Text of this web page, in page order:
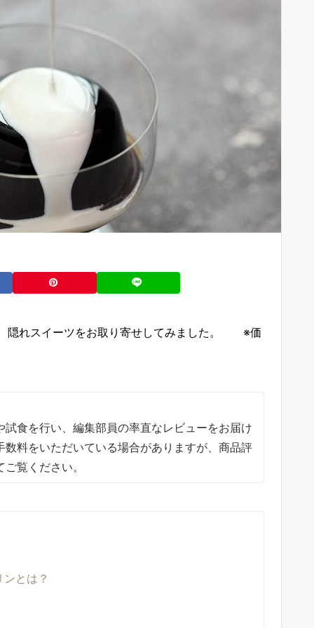
隠れスイーツをお取り寄せしてみました。 ※価
食を行い、編集部員の率直なレビューをお届け
料をいただいている場合がありますが、商品評
覧ください。
とは？